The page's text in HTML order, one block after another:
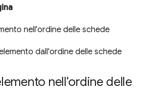
nell'ordine delle schede
dall'ordine delle schede
nell'ordine delle